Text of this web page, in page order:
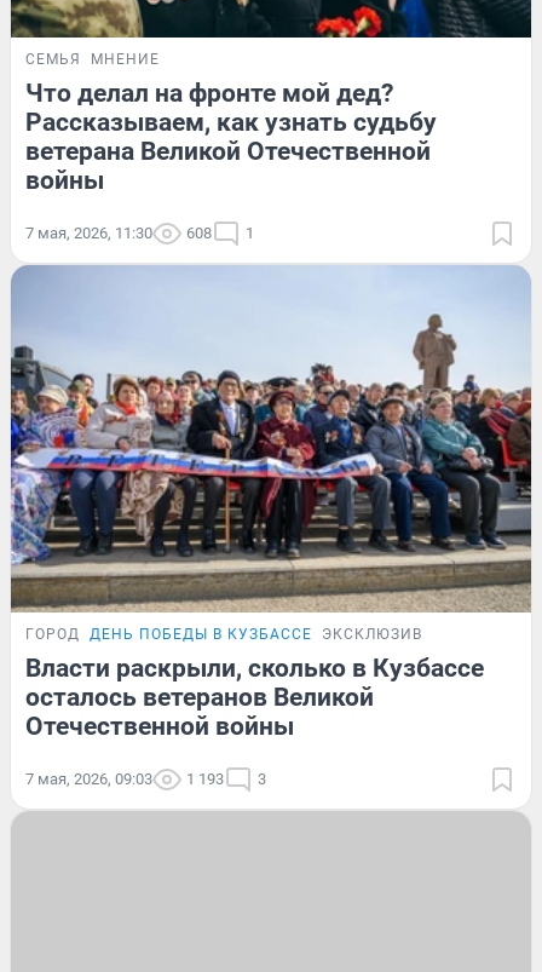
СЕМЬЯ МНЕНИЕ
Что делал на фронте мой дед?
Рассказываем, как узнать судьбу
ветерана Великой Отечественной
войны
7 мая, 2026, 11:30 608 1
ГОРОД ДЕНЬ ПОБЕДЫ В КУЗБАССЕ ЭКСКЛЮЗИВ
Власти раскрыли, сколько в Кузбассе
осталось ветеранов Великой
Отечественной войны
7 мая, 2026, 09:03 1 193 3